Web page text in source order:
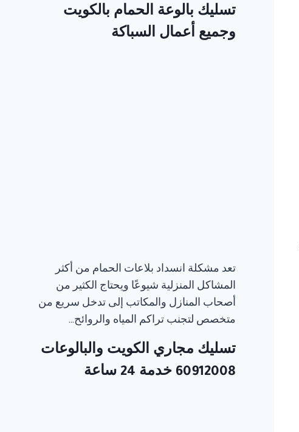
تسليك بالوعة الحمام بالكويت​
وجميع أعمال السباكة
تعد مشكلة انسداد بلاعات الحمام من أكثر
المشاكل المنزلية شيوعًا ويحتاج الكثير من
أصحاب المنازل والمكاتب إلى تدخل سريع من
متخصص لتجنب تراكم المياه والروائح…
تسليك مجاري الكويت والبالوعات
60912008 خدمة 24 ساعة